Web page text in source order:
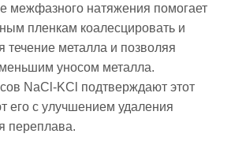
межфазного натяжения помогает
пленкам коалесцировать и
течение металла и позволяя
меньшим уносом металла.
NaCl-KCl подтверждают этот
его с улучшением удаления
переплава.